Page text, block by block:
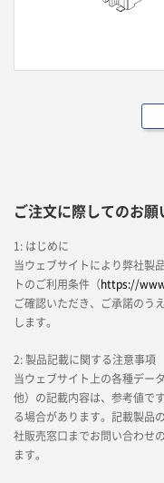
ご注文に際してのお願
1: はじめに
当ウェブサイトにより弊社製
トのご利用条件（https://
ご確認いただき、ご承諾のう
します。
2: 製品記載に関する注意事項
当ウェブサイト上の各種デー
他）の記載内容は、参考値で
る場合があります。記載製品
社販売窓口までお問い合わせ
ます。